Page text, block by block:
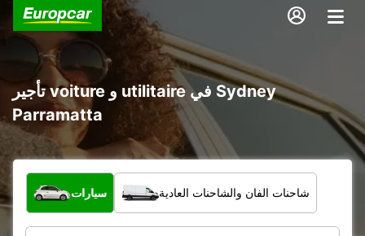
تأجير voiture و utilitaire في Sydney
Parramatta
ما نوع المركبة؟
سيارات شاحنات الفان والشاحنات العادية